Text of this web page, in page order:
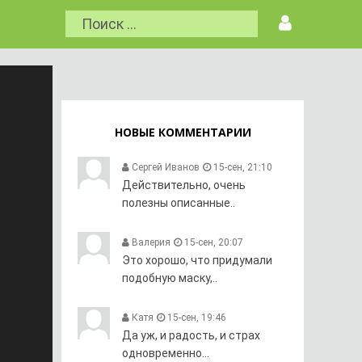
НОВЫЕ КОММЕНТАРИИ
Сергей Иванов 15-сен, 21:10
Действительно, очень
полезны описанные..
Валерия 15-сен, 20:07
Это хорошо, что придумали
подобную маску,..
Катя 15-сен, 19:46
Да уж, и радость, и страх
одновременно...